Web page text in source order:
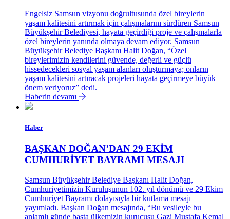
Engelsiz Samsun vizyonu doğrultusunda özel bireylerin
yaşam kalitesini artırmak için çalışmalarını sürdüren Samsun
Büyükşehir Belediyesi, hayata geçirdiği proje ve çalışmalarla
özel bireylerin yanında olmaya devam ediyor. Samsun
Büyükşehir Belediye Başkanı Halit Doğan, “Özel
bireylerimizin kendilerini güvende, değerli ve güçlü
hissedecekleri sosyal yaşam alanları oluşturmaya; onların
yaşam kalitesini artıracak projeleri hayata geçirmeye büyük
önem veriyoruz” dedi.
Haberin devamı
Haber
BAŞKAN DOĞAN’DAN 29 EKİM
CUMHURİYET BAYRAMI MESAJI
Samsun Büyükşehir Belediye Başkanı Halit Doğan,
Cumhuriyetimizin Kuruluşunun 102. yıl dönümü ve 29 Ekim
Cumhuriyet Bayramı dolayısıyla bir kutlama mesajı
yayımladı. Başkan Doğan mesajında, “Bu vesileyle bu
anlamlı günde başta ülkemizin kurucusu Gazi Mustafa Kemal